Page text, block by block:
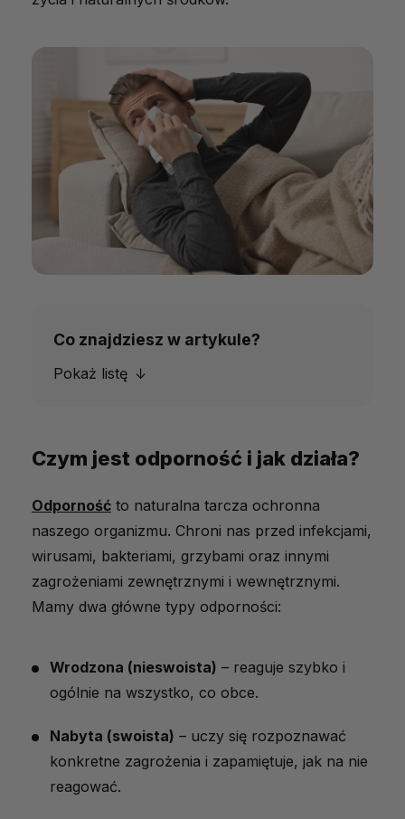
Co znajdziesz w artykule?
Pokaż listę
Jak rozpoznać osłabioną odporność?
Przyczyny osłabionej odporności
Jak naturalnie wzmocnić odporność?
Dieta i suplementy
Styl życia
Mity na temat wzmacniania odporności
Czym jest odporność i jak działa?
Odporność to naturalna tarcza ochronna
naszego organizmu. Chroni nas przed infekcjami,
wirusami, bakteriami, grzybami oraz innymi
zagrożeniami zewnętrznymi i wewnętrznymi.
Mamy dwa główne typy odporności:
Wrodzona (nieswoista) – reaguje szybko i
ogólnie na wszystko, co obce.
Nabyta (swoista) – uczy się rozpoznawać
konkretne zagrożenia i zapamiętuje, jak na nie
reagować.